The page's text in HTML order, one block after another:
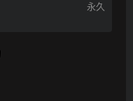
永久